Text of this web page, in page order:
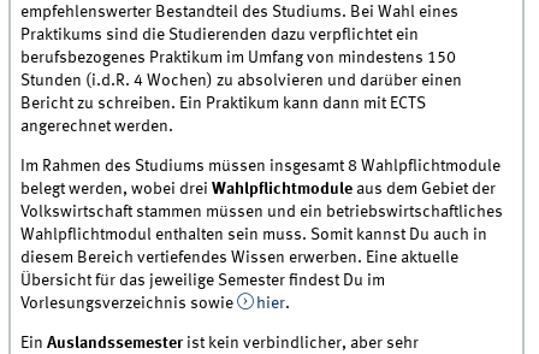
empfehlenswerter Bestandteil des Studiums. Bei Wahl eines
Praktikums sind die Studierenden dazu verpflichtet ein
berufsbezogenes Praktikum im Umfang von mindestens 150
Stunden (i.d.R. 4 Wochen) zu absolvieren und darüber einen
Bericht zu schreiben. Ein Praktikum kann dann mit ECTS
angerechnet werden.
Im Rahmen des Studiums müssen insgesamt 8 Wahlpflichtmodule
belegt werden, wobei dreiWahlpflichtmodule aus dem Gebiet der
Volkswirtschaft stammen müssen und ein betriebswirtschaftliches
Wahlpflichtmodul enthalten sein muss. Somit kannst Du auch in
diesem Bereich vertiefendes Wissen erwerben. Eine aktuelle
Übersicht für das jeweilige Semester findest Du im
Vorlesungsverzeichnis sowie
hier.
EinAuslandssemester ist kein verbindlicher, aber sehr